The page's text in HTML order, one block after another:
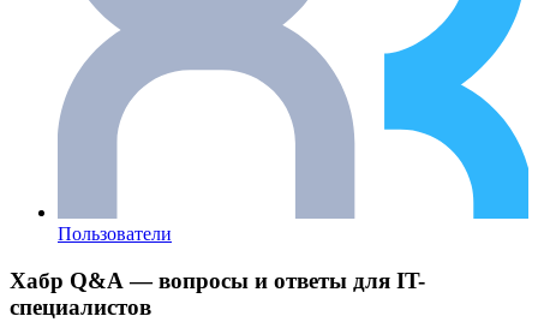
Пользователи
Хабр Q&A — вопросы и ответы для IT-
специалистов